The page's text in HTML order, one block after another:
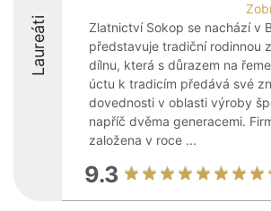
Laureáti
Zlatnictví Sokop se nachází v
představuje tradiční rodinnou
dílnu, která s důrazem na
úctu k tradicím předává své
dovednosti v oblasti výroby
napříč dvěma generacemi.
založena v roce ...
9.3